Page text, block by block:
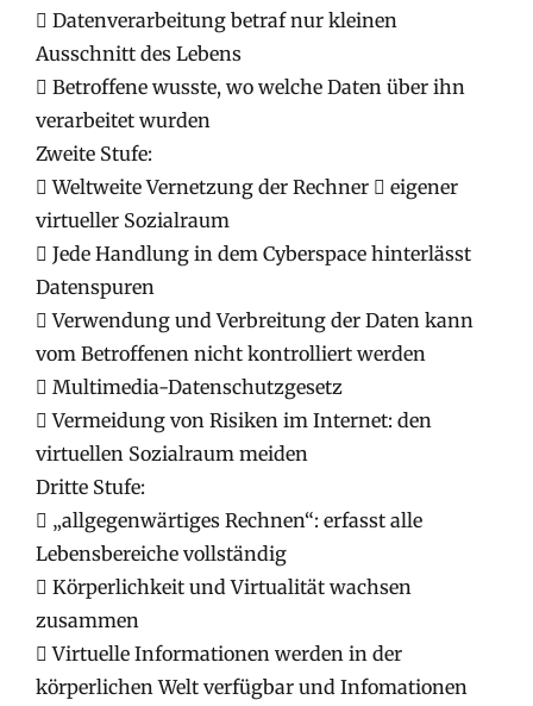
 Datenverarbeitung betraf nur kleinen
Ausschnitt des Lebens
 Betroffene wusste, wo welche Daten über ihn
verarbeitet wurden
Zweite Stufe:
 Weltweite Vernetzung der Rechner  eigener
virtueller Sozialraum
 Jede Handlung in dem Cyberspace hinterlässt
Datenspuren
 Verwendung und Verbreitung der Daten kann
vom Betroffenen nicht kontrolliert werden
 Multimedia-Datenschutzgesetz
 Vermeidung von Risiken im Internet: den
virtuellen Sozialraum meiden
Dritte Stufe:
 „allgegenwärtiges Rechnen“: erfasst alle
Lebensbereiche vollständig
 Körperlichkeit und Virtualität wachsen
zusammen
 Virtuelle Informationen werden in der
körperlichen Welt verfügbar und Infomationen